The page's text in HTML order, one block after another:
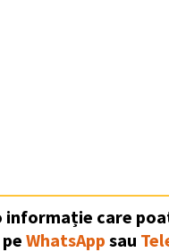
informație care
peWhatsApp sau